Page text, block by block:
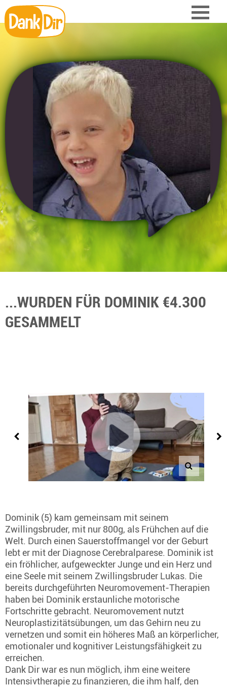
...WURDEN FÜR DOMINIK €4.300
GESAMMELT
Dominik (5) kam gemeinsam mit seinem
Zwillingsbruder, mit nur 800g, als Frühchen auf die
Welt. Durch einen Sauerstoffmangel vor der Geburt
lebt er mit der Diagnose Cerebralparese. Dominik ist
ein fröhlicher, aufgeweckter Junge und ein Herz und
eine Seele mit seinem Zwillingsbruder Lukas. Die
bereits durchgeführten Neuromovement-Therapien
haben bei Dominik erstaunliche motorische
Fortschritte gebracht. Neuromovement nutzt
Neuroplastizitätsübungen, um das Gehirn neu zu
vernetzen und somit ein höheres Maß an körperlicher,
emotionaler und kognitiver Leistungsfähigkeit zu
erreichen.
Dank Dir war es nun möglich, ihm eine weitere
Intensivtherapie zu finanzieren, die ihm half, den